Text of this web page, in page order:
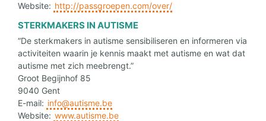
Website: http://passgroepen.com/over/
STERKMAKERS IN AUTISME
“De sterkmakers in autisme sensibiliseren en informeren via
activiteiten waarin je kennis maakt met autisme en wat dat
autisme met zich meebrengt.”
Groot Begijnhof 85
9040 Gent
E-mail: info@autisme.be
Website: www.autisme.be